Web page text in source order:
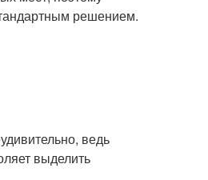
решением.
ведь
выделить